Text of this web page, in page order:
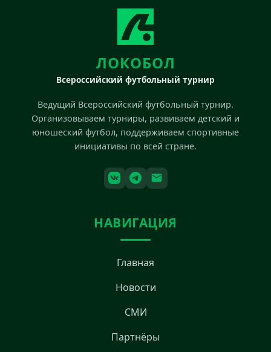
ЛОКОБОЛ
Всероссийский футбольный турнир
Ведущий Всероссийский футбольный турнир.
Организовываем турниры, развиваем детский и
юношеский футбол, поддерживаем спортивные
инициативы по всей стране.
НАВИГАЦИЯ
Главная
Новости
СМИ
Партнёры